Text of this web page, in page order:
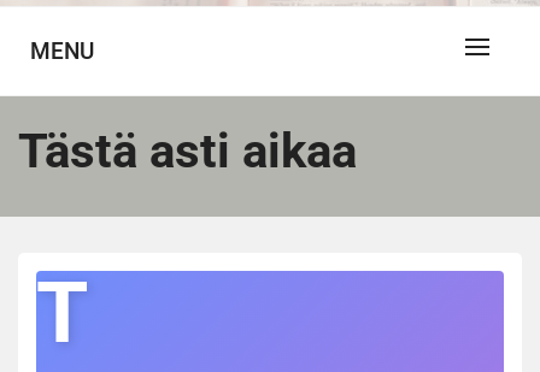
MENU
Tästä asti aikaa
T